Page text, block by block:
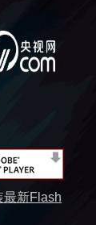
最新Flash